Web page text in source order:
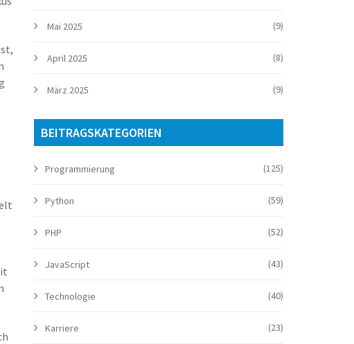
Mai 2025 (9)
April 2025 (8)
März 2025 (9)
BEITRAGSKATEGORIEN
Programmierung (125)
Python (59)
PHP (52)
JavaScript (43)
Technologie (40)
Karriere (23)